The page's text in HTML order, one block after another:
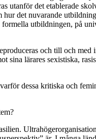
utanför det etablerade
det nuvarande
utbildningen, på
och till och med
lärares sexistiska,
dessa kritiska och